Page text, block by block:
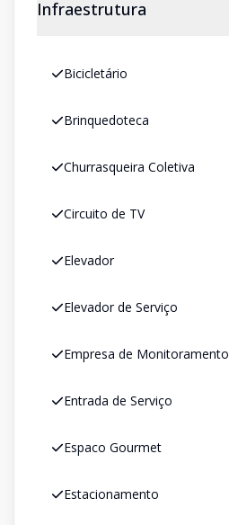
Infraestrutura
Bicicletário
Brinquedoteca
Churrasqueira Coletiva
Circuito de TV
Elevador
Elevador de Serviço
Empresa de Monitoramento
Entrada de Serviço
Espaco Gourmet
Estacionamento